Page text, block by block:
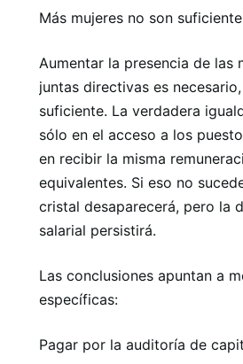
Más mujeres no son
Aumentar la presencia de las
juntas directivas es
suficiente. La verdadera
sólo en el acceso a los
en recibir la misma
equivalentes. Si eso no
cristal desaparecerá, pero la
salarial persistirá.
Las conclusiones apuntan a
específicas:
Pagar por la auditoría de